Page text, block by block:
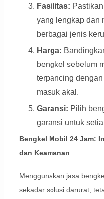
Fasilitas:
yang lengkap dan
berbagai jenis
Harga:
bengkel sebelum
terpancing
masuk akal.
Garansi: Pilih
garansi untuk
Bengkel Mobil 24 Jam:
dan Keamanan
Menggunakan jasa
sekadar solusi darurat,